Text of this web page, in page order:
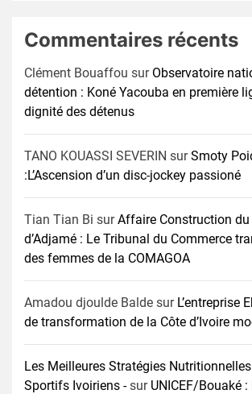
Commentaires récents
Clément Bouaffou sur Observatoire
détention : Koné Yacouba en première
dignité des détenus
TANO KOUASSI SEVERIN surSmoty
:L’Ascension d’un disc-jockey passioné
Tian Tian Bi surAffaire Construction
d’Adjamé : Le Tribunal du Commerce
des femmes de la COMAGOA
Amadou djoulde Balde sur L’entreprise
de transformation de la Côte d’Ivoire
Les Meilleures Stratégies
Sportifs Ivoiriens -sur UNICEF/Bouaké